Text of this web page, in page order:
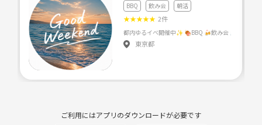
BBQ 飲み会 朝活
★★★★★ 2件
都内ゆるイベ開催中✨️ 🍖BBQ 🍻飲み
東京都
ご利用にはアプリのダウンロードが必要です